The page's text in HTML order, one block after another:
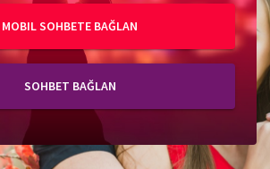
MOBIL SOHBETE BAĞLAN
SOHBET BAĞLAN